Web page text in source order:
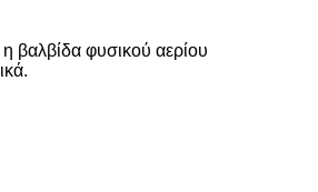
βαλβίδα φυσικού αερίου